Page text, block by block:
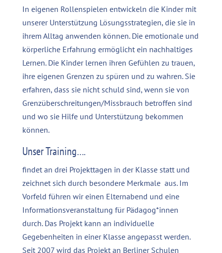
In eigenen Rollenspielen entwickeln die Kinder mit
unserer Unterstützung Lösungsstrategien, die sie in
ihrem Alltag anwenden können. Die emotionale und
körperliche Erfahrung ermöglicht ein nachhaltiges
Lernen. Die Kinder lernen ihren Gefühlen zu trauen,
ihre eigenen Grenzen zu spüren und zu wahren. Sie
erfahren, dass sie nicht schuld sind, wenn sie von
Grenzüberschreitungen/Missbrauch betroffen sind
und wo sie Hilfe und Unterstützung bekommen
können.
Unser Training….
findet an drei Projekttagen in der Klasse statt und
zeichnet sich durch besondere Merkmale aus. Im
Vorfeld führen wir einen Elternabend und eine
Informationsveranstaltung für Pädagog*innen
durch. Das Projekt kann an individuelle
Gegebenheiten in einer Klasse angepasst werden.
Seit 2007 wird das Projekt an Berliner Schulen